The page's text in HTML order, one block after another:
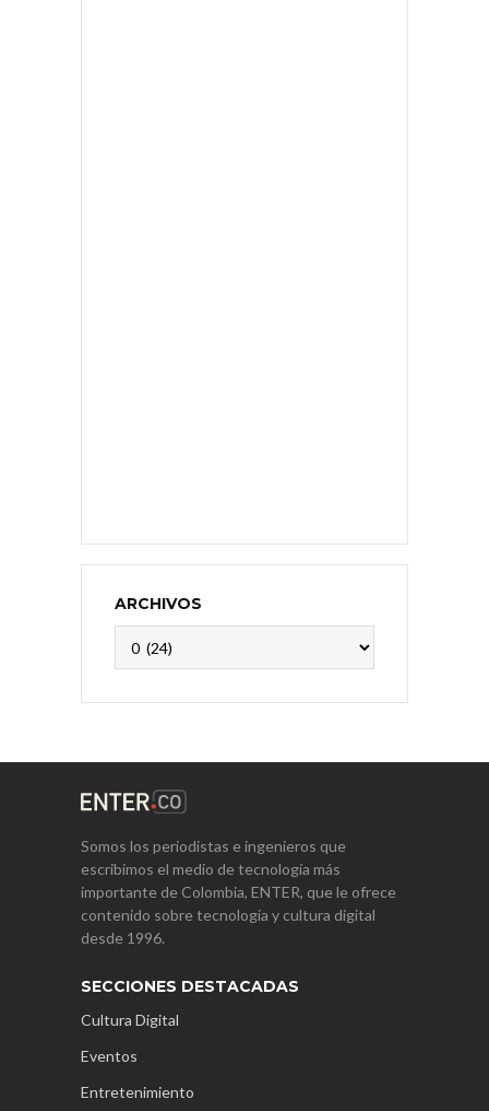
ARCHIVOS
Somos los periodistas e ingenieros que
escribimos el medio de tecnología más
importante de Colombia, ENTER, que le ofrece
contenido sobre tecnología y cultura digital
desde 1996.
SECCIONES DESTACADAS
Cultura Digital
Eventos
Entretenimiento